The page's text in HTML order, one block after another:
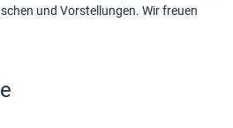
und Vorstellungen. Wir freuen